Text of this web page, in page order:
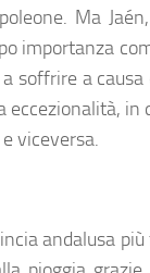
Ma
importanza
soffrire a
in
viceversa.
andalusa